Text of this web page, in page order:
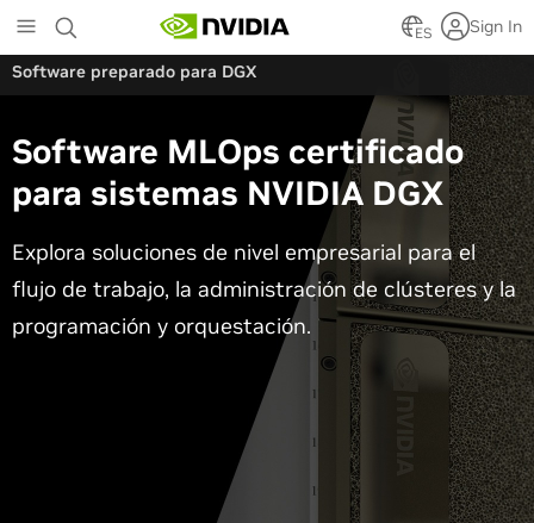
to
main
content
ES Sign In
Software preparado para DGX
Software MLOps certificado
para sistemas NVIDIA DGX
Explora soluciones de nivel empresarial para el
flujo de trabajo, la administración de clústeres y la
programación y orquestación.